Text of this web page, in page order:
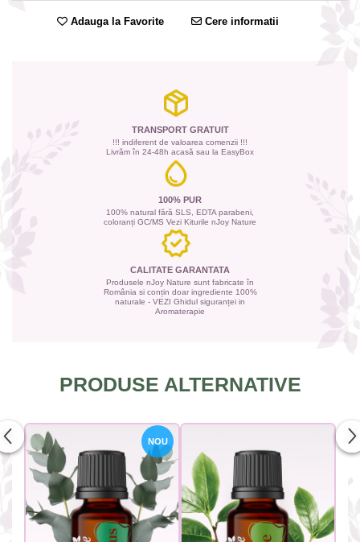
Adauga la Favorite Cere informatii
TRANSPORT GRATUIT
!!! indiferent de valoarea comenzii !!!
Livrăm în 24-48h acasă sau la EasyBox
100% PUR
100% natural fără SLS, EDTA parabeni,
coloranți GC/MS Vezi Kiturile nJoy Nature
CALITATE GARANTATA
Produsele nJoy Nature sunt fabricate în
România si conțin doar ingrediente 100%
naturale - VEZI Ghidul siguranței in
Aromaterapie
PRODUSE ALTERNATIVE
NOU